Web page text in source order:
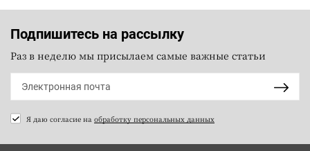
Подпишитесь на рассылку
Раз в неделю мы присылаем самые важные статьи
Я даю согласие на обработку персональных данных